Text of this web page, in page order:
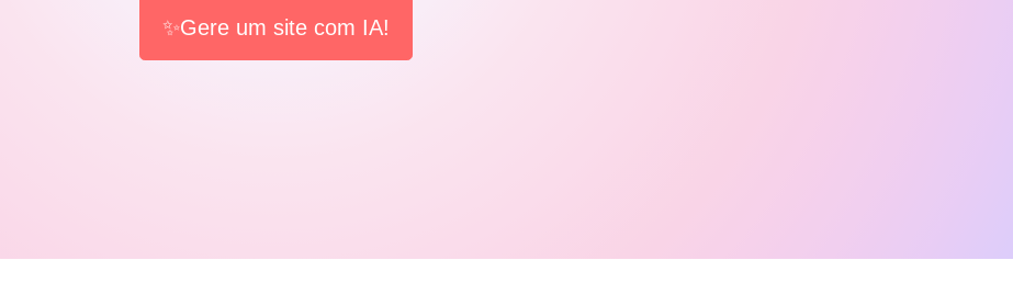
✨Gere um site com IA!